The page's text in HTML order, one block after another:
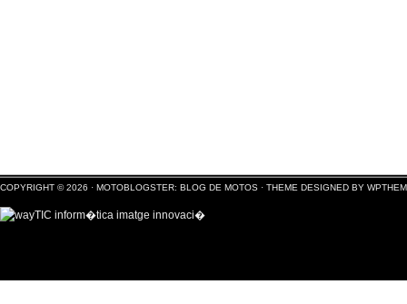
COPYRIGHT © 2026 · MOTOBLOGSTER: BLOG DE MOTOS · THEME DESIGNED BY